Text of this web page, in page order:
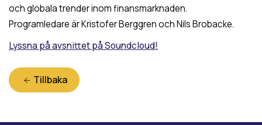
och globala trender inom finansmarknaden.
Programledare är Kristofer Berggren och Nils Brobacke.
Lyssna på avsnittet på Soundcloud!
Tillbaka